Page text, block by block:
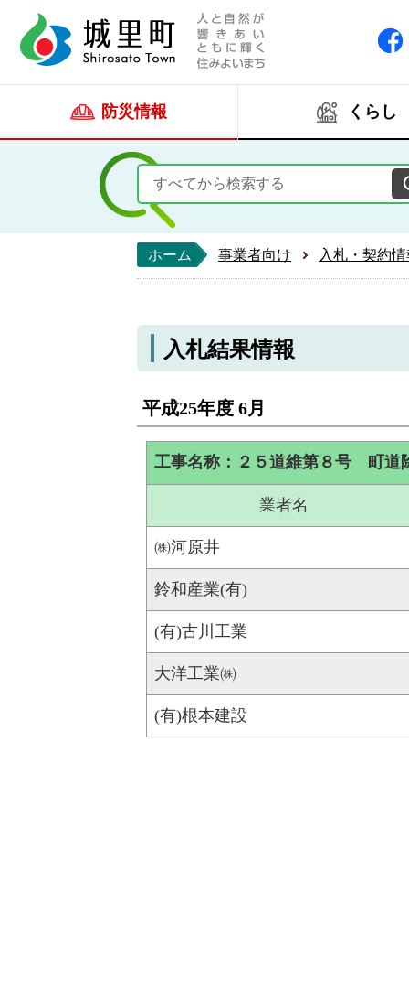
防災情報 くらし
ホーム 事業者向け 入札・契約
入札結果情報
平成25年度 6月
工事名称：２５道維第８号 町道
業者名
㈱河原井
鈴和産業(有)
(有)古川工業
大洋工業㈱
(有)根本建設